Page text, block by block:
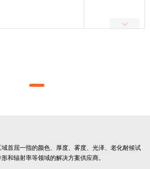
首屈一指的颜色、厚度、雾度、光泽、老化耐候试
和辐射率等领域的解决方案供应商。